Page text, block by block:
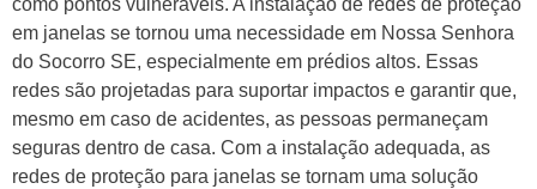
como pontos vulneráveis. A instalação de redes de proteção
em janelas se tornou uma necessidade em Nossa Senhora
do Socorro SE, especialmente em prédios altos. Essas
redes são projetadas para suportar impactos e garantir que,
mesmo em caso de acidentes, as pessoas permaneçam
seguras dentro de casa. Com a instalação adequada, as
redes de proteção para janelas se tornam uma solução